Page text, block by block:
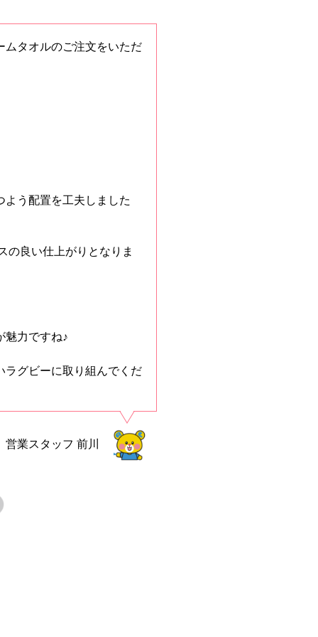
タオルのご注文をいただ
う配置を工夫しました
の良い仕上がりとなりま
魅力ですね♪
ラグビーに取り組んでくだ
営業スタッフ 前川